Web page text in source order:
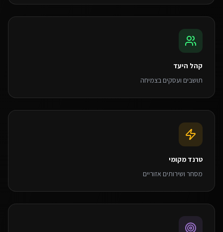
קהל היעד
תושבים ועסקים בצמיחה
טרנד מקומי
מסחר ושירותים אזוריים